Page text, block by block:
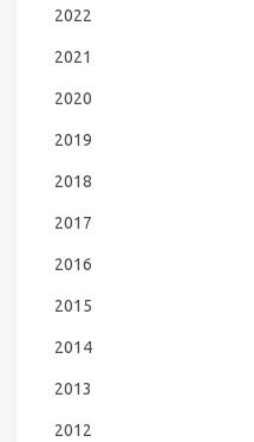
2022
2021
2020
2019
2018
2017
2016
2015
2014
2013
2012